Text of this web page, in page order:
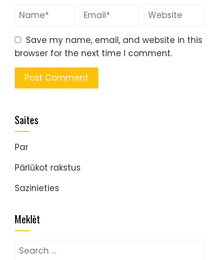
Save my name, email, and website in this
browser for the next time I comment.
Saites
Par
Pārlūkot rakstus
Sazinieties
Meklēt
Search